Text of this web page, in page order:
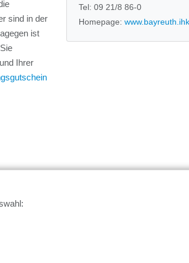
sind in der
ist
und Ihrer
Tel: 09 21/8 86-0
Homepage: